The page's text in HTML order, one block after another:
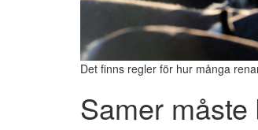
Det finns regler för hur många
Samer